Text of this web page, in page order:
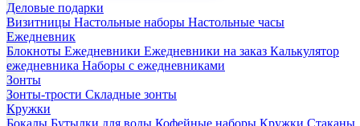
Деловые подарки
Визитницы Настольные наборы Настольные часы
Ежедневник
Блокноты Ежедневники Ежедневники на заказ Калькулятор
ежедневника Наборы с ежедневниками
Зонты
Зонты-трости Складные зонты
Кружки
Бокалы Бутылки для воды Кофейные наборы Кружки Стаканы